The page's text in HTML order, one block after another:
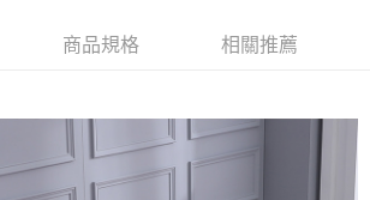
商品規格 相關推薦